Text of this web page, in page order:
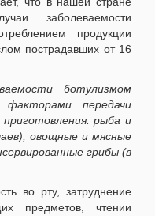
заболеваемости
продукции
пострадавших от 16
ботулизмом
передачи
рыба и
овощные и мясные
грибы (в
во рту, затруднение
предметов, чтении